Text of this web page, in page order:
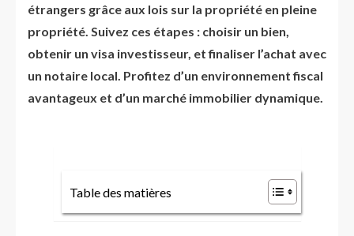
étrangers grâce aux lois sur la propriété en pleine
propriété. Suivez ces étapes : choisir un bien,
obtenir un visa investisseur, et finaliser l’achat avec
un notaire local. Profitez d’un environnement fiscal
avantageux et d’un marché immobilier dynamique.
Table des matières